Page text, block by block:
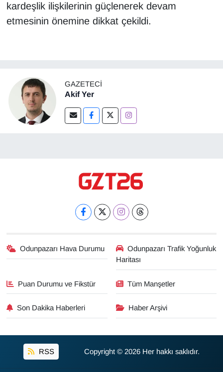
kardeşlik ilişkilerinin güçlenerek devam
etmesinin önemine dikkat çekildi.
GAZETECI
Akif Yer
Odunpazarı Hava Durumu
Odunpazarı Trafik Yoğunluk
Haritası
Puan Durumu ve Fikstür Tüm Manşetler
Son Dakika Haberleri Haber Arşivi
RSS Copyright © 2026 Her hakkı saklıdır.